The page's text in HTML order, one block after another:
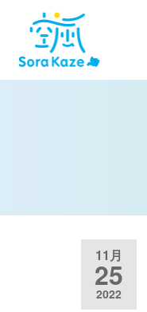
11月
25
2022